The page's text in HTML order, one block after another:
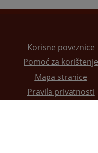
Korisne poveznice
Pomoć za korištenje
Mapa stranice
Pravila privatnosti